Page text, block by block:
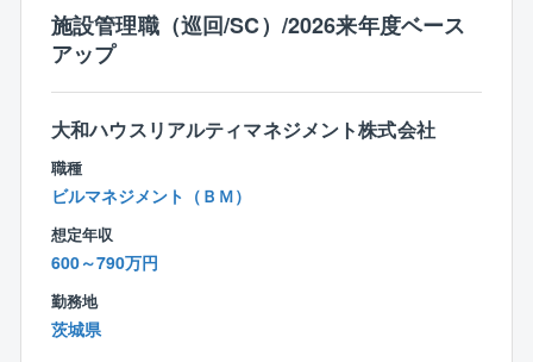
合させたソリューションを、ワンストップで提供して
おります。
支援し、お客さまの事業拡大や新事業の創出などに貢
献しております。
ギー・インフラ関連分野において製品、サービス、ソ
リューションを提供し、お客さまや社会のニーズに応
えてまいりました。
■「ゼロカーボン社会の実現と、エネルギーの安定供
施設管理職（巡回/SC）/2026来年度ベース
アップ
大和ハウスリアルティマネジメント株式会社
職種
ビルマネジメント（ＢＭ）
想定年収
600～790万円
勤務地
茨城県